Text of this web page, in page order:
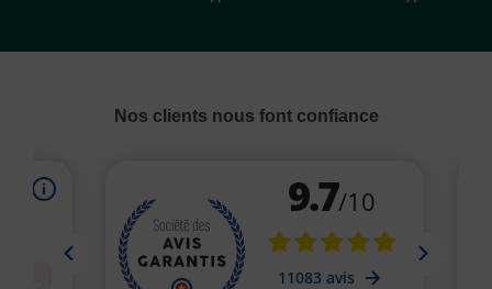
Nos clients nous font confiance